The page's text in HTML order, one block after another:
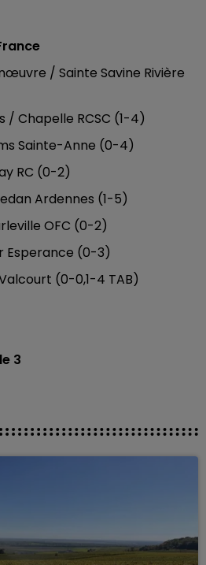
/ Sainte Savine Rivière
/ Chapelle RCSC (1-4)
Sainte-Anne (0-4)
RC (0-2)
Ardennes (1-5)
OFC (0-2)
Esperance (0-3)
(0-0,1-4 TAB)
3